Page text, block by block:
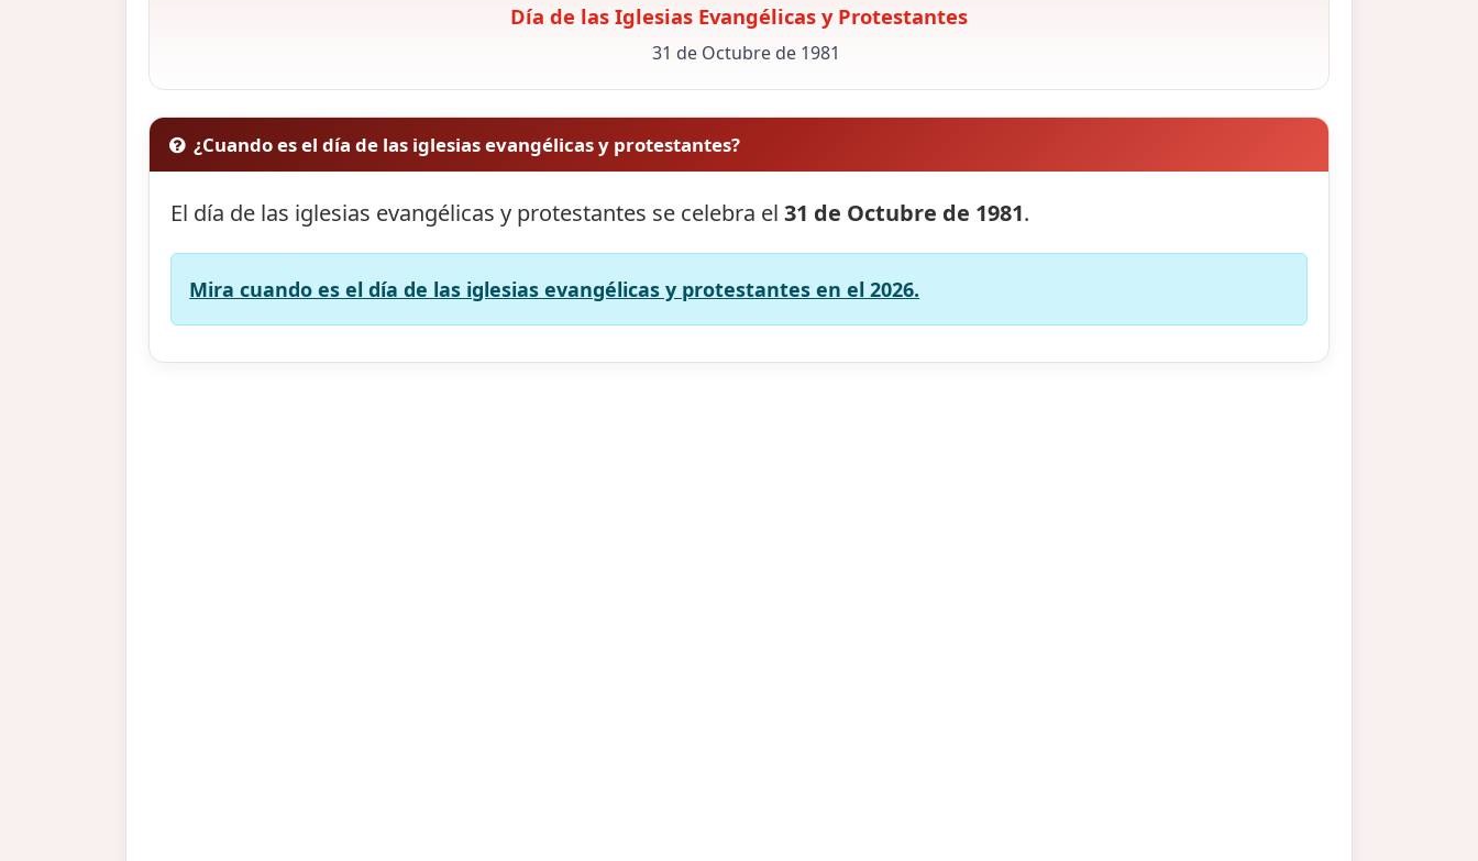
Día de las Iglesias Evangélicas y Protestantes
31 de Octubre de 1981
¿Cuando es el día de las iglesias evangélicas y protestantes?
El día de las iglesias evangélicas y protestantes se celebra el31 de Octubre de 1981.
Mira cuando es el día de las iglesias evangélicas y protestantes en el 2026.